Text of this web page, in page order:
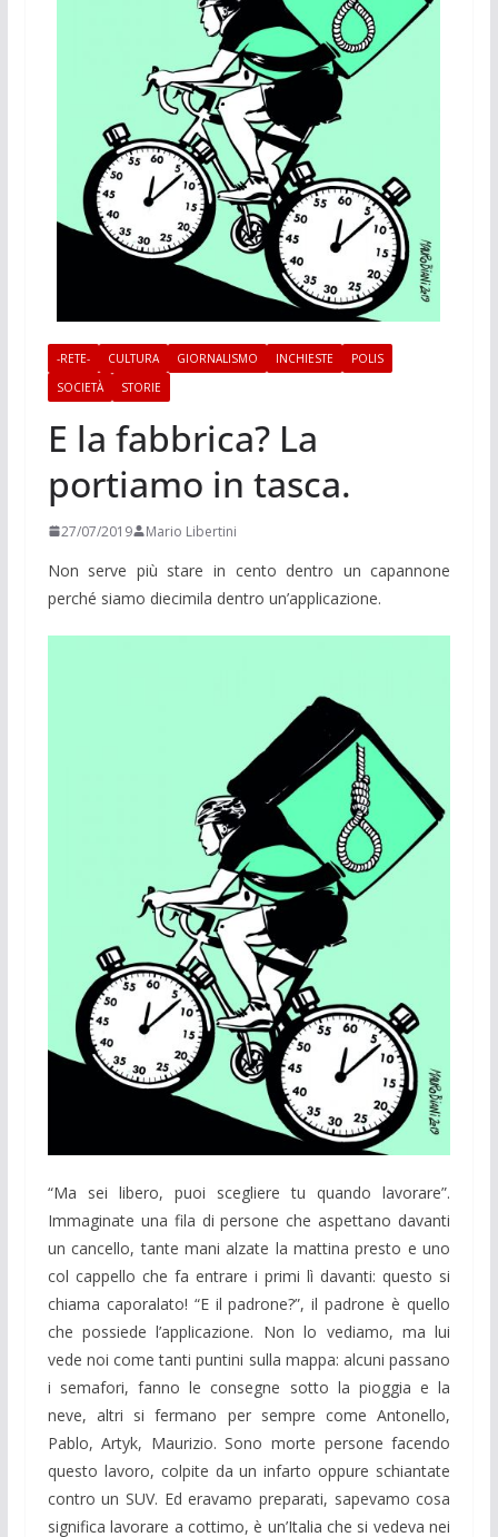
-RETE- CULTURA GIORNALISMO INCHIESTE
POLIS
SOCIETÀ
STORIE
E la fabbrica? La
portiamo in tasca.
27/07/2019 Mario Libertini
Non serve più stare in cento dentro un capannone
perché siamo diecimila dentro un’applicazione.
“Ma sei libero, puoi scegliere tu quando lavorare”.
Immaginate una fila di persone che aspettano davanti
un cancello, tante mani alzate la mattina presto e uno
col cappello che fa entrare i primi lì davanti: questo si
chiama caporalato! “E il padrone?”, il padrone è quello
che possiede l’applicazione. Non lo vediamo, ma lui
vede noi come tanti puntini sulla mappa: alcuni passano
i semafori, fanno le consegne sotto la pioggia e la
neve, altri si fermano per sempre come Antonello,
Pablo, Artyk, Maurizio. Sono morte persone facendo
questo lavoro, colpite da un infarto oppure schiantate
contro un SUV. Ed eravamo preparati, sapevamo cosa
significa lavorare a cottimo, è un’Italia che si vedeva nei